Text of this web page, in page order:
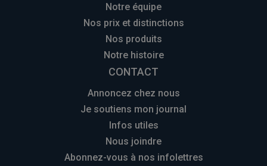
Notre équipe
Nos prix et distinctions
Nos produits
Notre histoire
CONTACT
Annoncez chez nous
Je soutiens mon journal
Infos utiles
Nous joindre
Abonnez-vous à nos infolettres